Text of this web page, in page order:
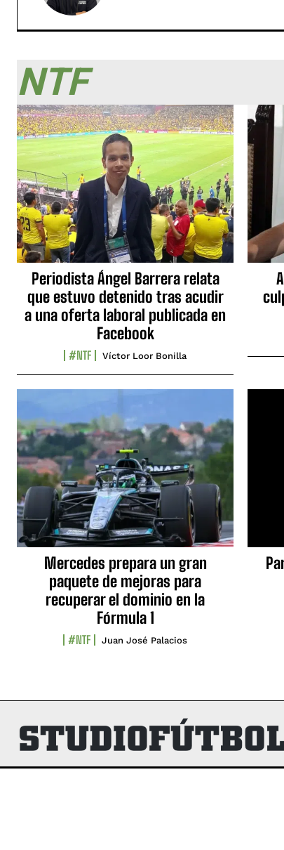
NTF
Periodista Ángel Barrera relata
que estuvo detenido tras acudir
a una oferta laboral publicada en
Facebook
#NTF Víctor Loor Bonilla
Mercedes prepara un gran
paquete de mejoras para
recuperar el dominio en la
Fórmula 1
#NTF Juan José Palacios